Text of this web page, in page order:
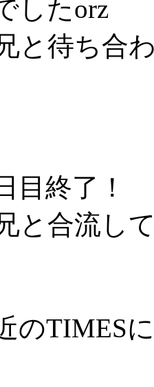
したorz
と待ち合
目終了！
と合流し
のTIMES